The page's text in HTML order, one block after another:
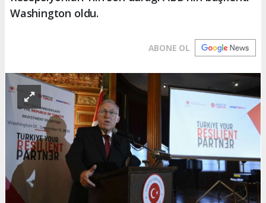
Washington oldu.
ABONE OL